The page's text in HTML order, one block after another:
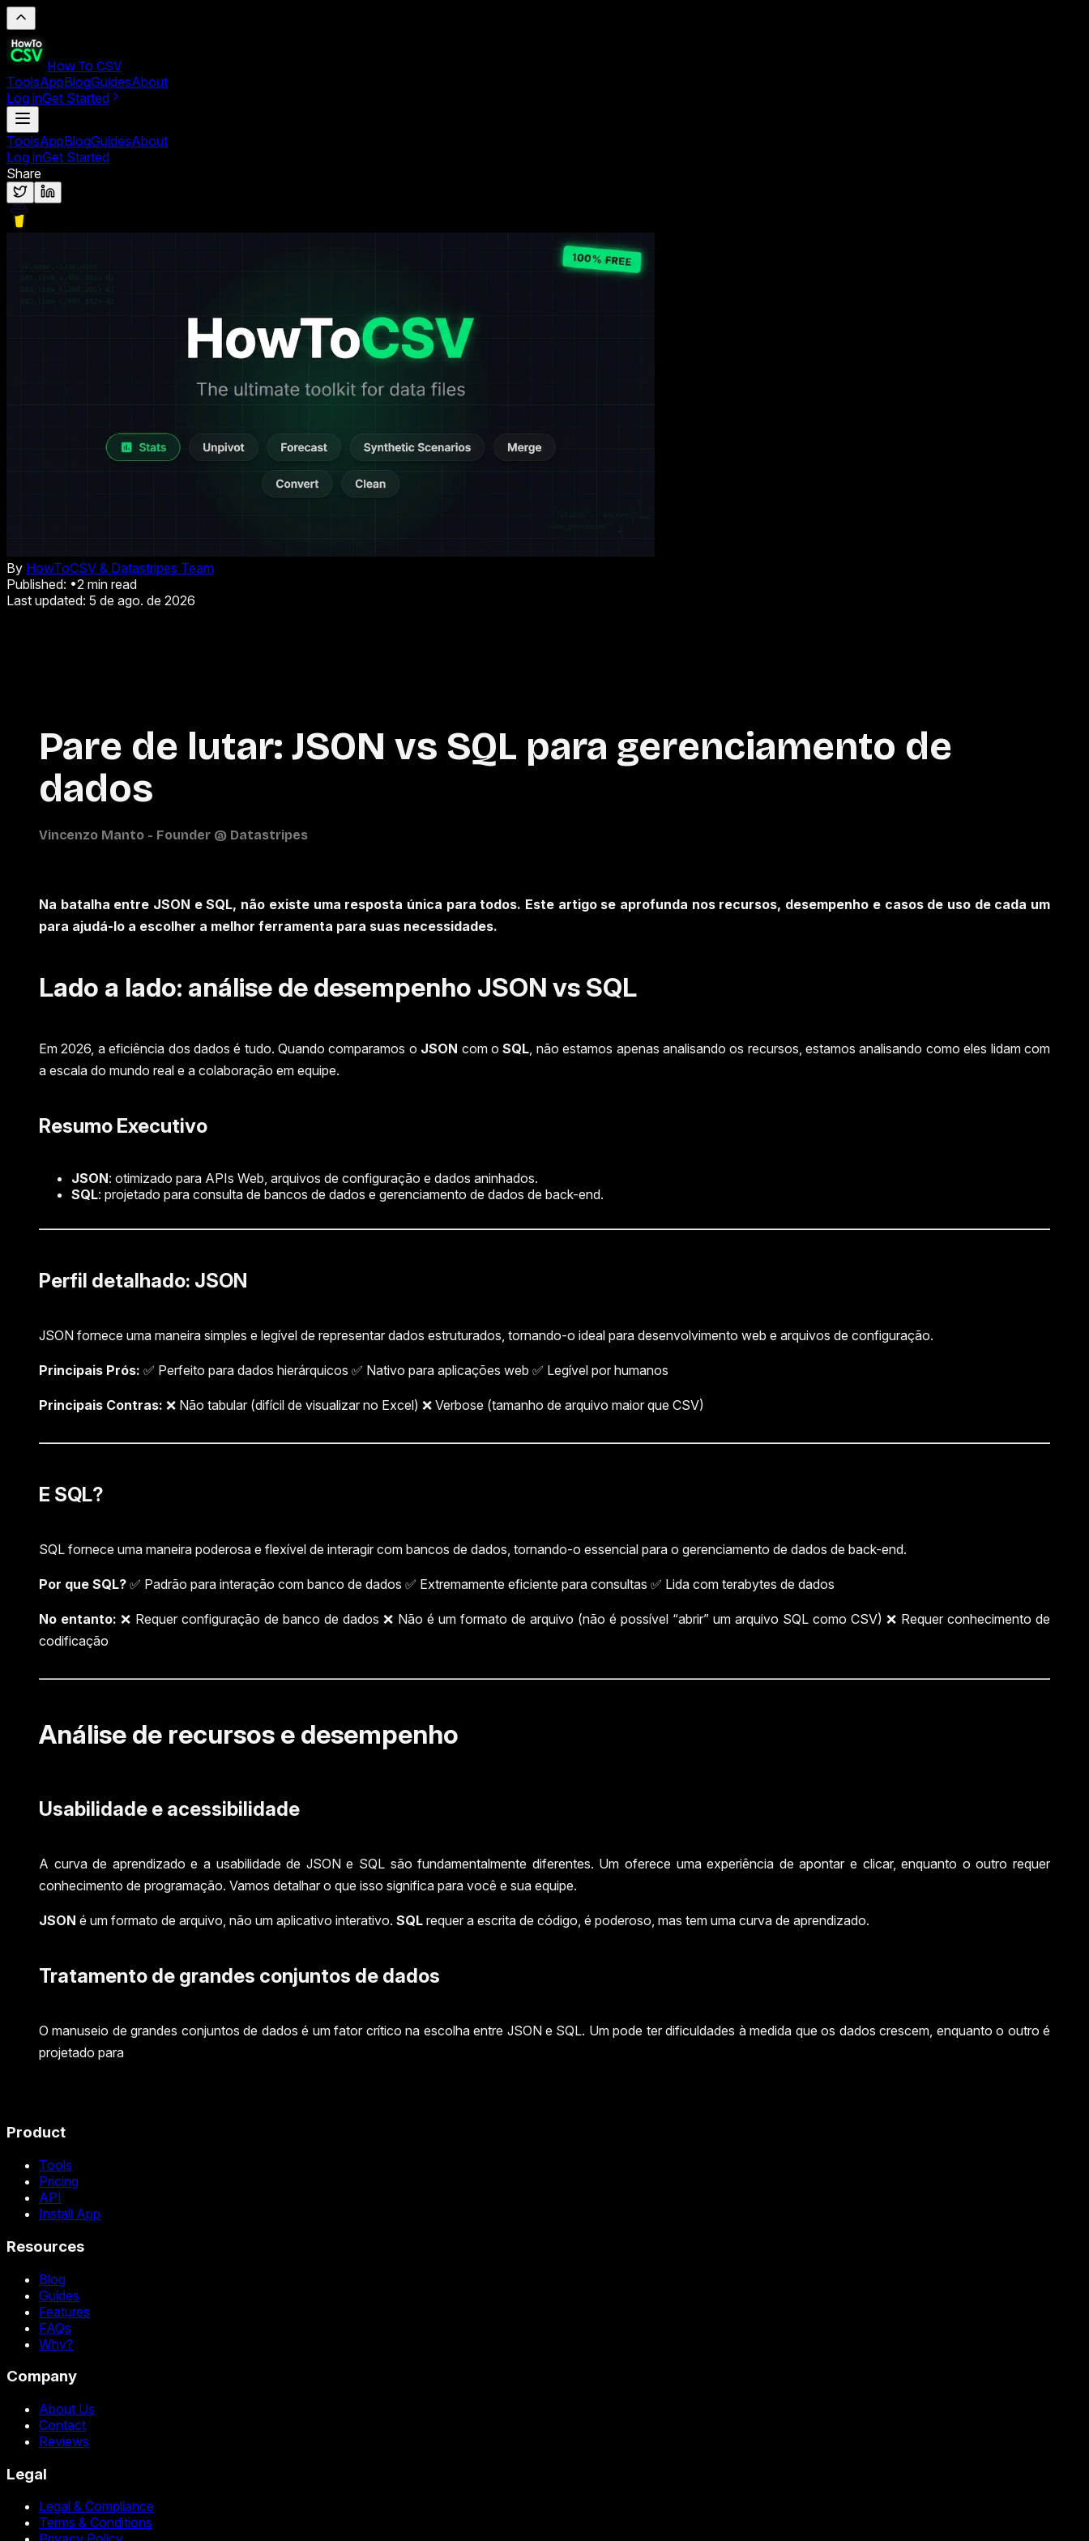
How To CSV
ToolsAppBlogGuidesAbout
Log inGet Started
ToolsAppBlogGuidesAbout
Log inGet Started
Share
By HowToCSV & Datastripes Team
Published: •2 min read
Last updated: 5 de ago. de 2026
Pare de lutar: JSON vs SQL para gerenciamento de
dados
Na batalha entre JSON e SQL, não existe uma resposta única para todos. Este artigo se aprofunda nos recursos, desempenho e casos de uso de cada um
para ajudá-lo a escolher a melhor ferramenta para suas necessidades.
Lado a lado: análise de desempenho JSON vs SQL
Em 2026, a eficiência dos dados é tudo. Quando comparamos o JSON com oSQL , não estamos apenas analisando os recursos, estamos analisando como eles lidam com
a escala do mundo real e a colaboração em equipe.
Resumo Executivo
JSON: otimizado para APIs Web, arquivos de configuração e dados aninhados.
SQL: projetado para consulta de bancos de dados e gerenciamento de dados de back-end.
Perfil detalhado: JSON
JSON fornece uma maneira simples e legível de representar dados estruturados, tornando-o ideal para desenvolvimento web e arquivos de configuração.
Principais Prós: ✅ Perfeito para dados hierárquicos ✅ Nativo para aplicações web ✅ Legível por humanos
Principais Contras: ❌ Não tabular (difícil de visualizar no Excel) ❌ Verbose (tamanho de arquivo maior que CSV)
E SQL?
SQL fornece uma maneira poderosa e flexível de interagir com bancos de dados, tornando-o essencial para o gerenciamento de dados de back-end.
Por que SQL? ✅ Padrão para interação com banco de dados ✅ Extremamente eficiente para consultas ✅ Lida com terabytes de dados
No entanto: ❌ Requer configuração de banco de dados ❌ Não é um formato de arquivo (não é possível “abrir” um arquivo SQL como CSV) ❌ Requer conhecimento de
codificação
Análise de recursos e desempenho
Usabilidade e acessibilidade
A curva de aprendizado e a usabilidade de JSON e SQL são fundamentalmente diferentes. Um oferece uma experiência de apontar e clicar, enquanto o outro requer
conhecimento de programação. Vamos detalhar o que isso significa para você e sua equipe.
JSON é um formato de arquivo, não um aplicativo interativo. SQL requer a escrita de código, é poderoso, mas tem uma curva de aprendizado.
Tratamento de grandes conjuntos de dados
O manuseio de grandes conjuntos de dados é um fator crítico na escolha entre JSON e SQL. Um pode ter dificuldades à medida que os dados crescem, enquanto o outro é
projetado para
Product
Tools
Pricing
API
Install App
Resources
Blog
Guides
Features
FAQs
Why?
Company
About Us
Contact
Reviews
Legal
Legal & Compliance
Terms & Conditions